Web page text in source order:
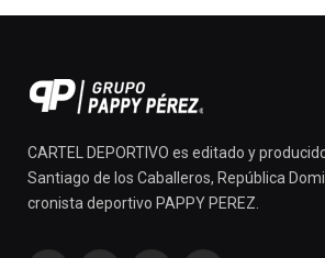
CARTEL DEPORTIVO es editado y
Santiago de los Caballeros, República
cronista deportivo PAPPY PEREZ.